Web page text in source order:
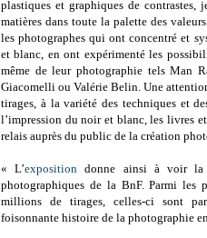
plastiques et graphiques de contrastes,
matières dans toute la palette des
les photographes qui ont concentré et
et blanc, en ont expérimenté les
même de leur photographie tels Man
Giacomelli ou Valérie Belin. Une
tirages, à la variété des techniques et
l’impression du noir et blanc, les livres
relais auprès du public de la création
« L’exposition donne ainsi à voir la
photographiques de la BnF. Parmi les
millions de tirages, celles-ci sont
foisonnante histoire de la photographie